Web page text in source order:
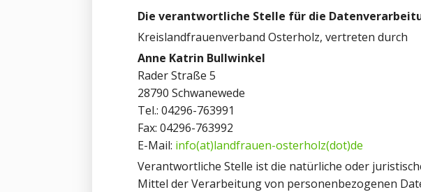
Die verantwortliche Stelle für die
Kreislandfrauenverband Osterholz, vertreten durch
Anne Katrin Bullwinkel
Rader Straße 5
28790 Schwanewede
Tel.: 04296-763991
Fax: 04296-763992
E-Mail: info(at)landfrauen-osterholz(dot)de
Verantwortliche Stelle ist die natürliche oder
Mittel der Verarbeitung von personenbezogenen